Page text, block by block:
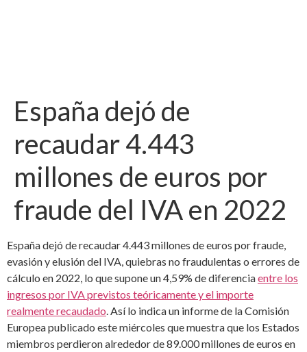
España dejó de
recaudar 4.443
millones de euros por
fraude del IVA en 2022
España dejó de recaudar 4.443 millones de euros por fraude,
evasión y elusión del IVA, quiebras no fraudulentas o errores de
cálculo en 2022, lo que supone un 4,59% de diferenciaentre los
ingresos por IVA previstos teóricamente y el importe
realmente recaudado . Así lo indica un informe de la Comisión
Europea publicado este miércoles que muestra que los Estados
miembros perdieron alrededor de 89.000 millones de euros en